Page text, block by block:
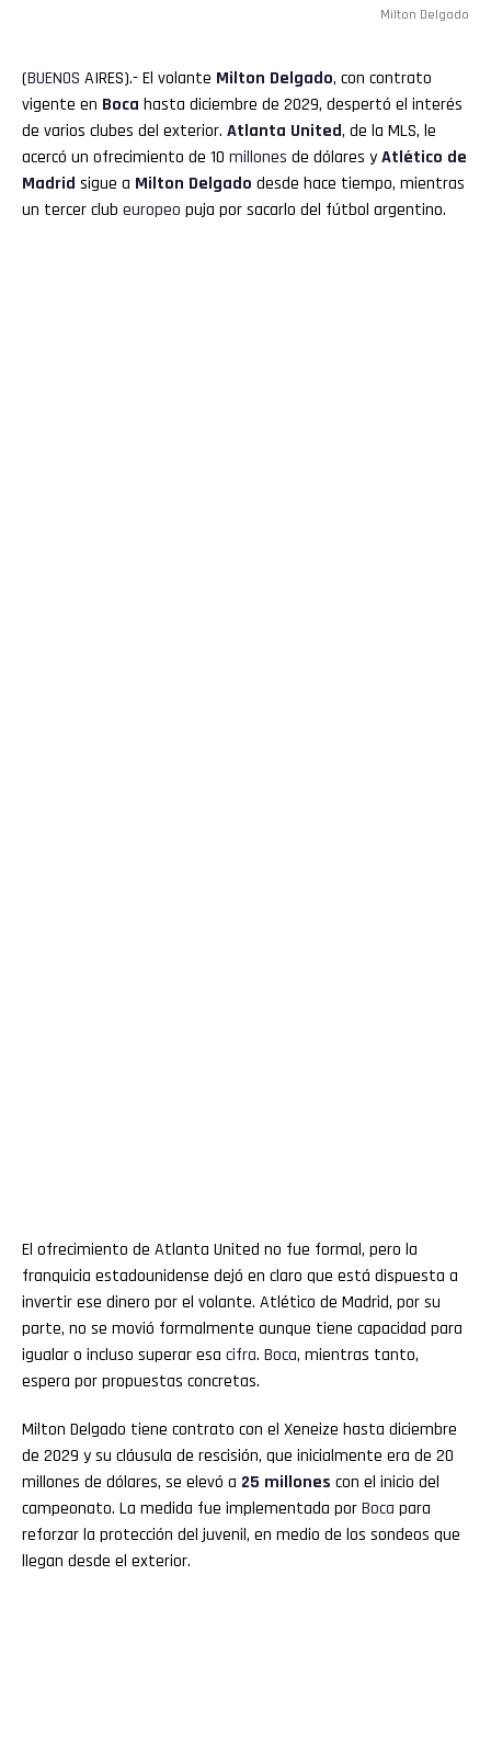
Milton Delgado
(BUENOS AIRES).- El volante Milton Delgado, con contrato
vigente en Boca hasta diciembre de 2029, despertó el interés
de varios clubes del exterior. Atlanta United, de la MLS, le
acercó un ofrecimiento de 10 millones de dólares yAtlético de
Madrid sigue a Milton Delgado desde hace tiempo, mientras
un tercer club europeo puja por sacarlo del fútbol argentino.
El ofrecimiento de Atlanta United no fue formal, pero la
franquicia estadounidense dejó en claro que está dispuesta a
invertir ese dinero por el volante. Atlético de Madrid, por su
parte, no se movió formalmente aunque tiene capacidad para
igualar o incluso superar esa cifra. Boca, mientras tanto,
espera por propuestas concretas.
Milton Delgado tiene contrato con el Xeneize hasta diciembre
de 2029 y su cláusula de rescisión, que inicialmente era de 20
millones de dólares, se elevó a 25 millones con el inicio del
campeonato. La medida fue implementada porBoca para
reforzar la protección del juvenil, en medio de los sondeos que
llegan desde el exterior.